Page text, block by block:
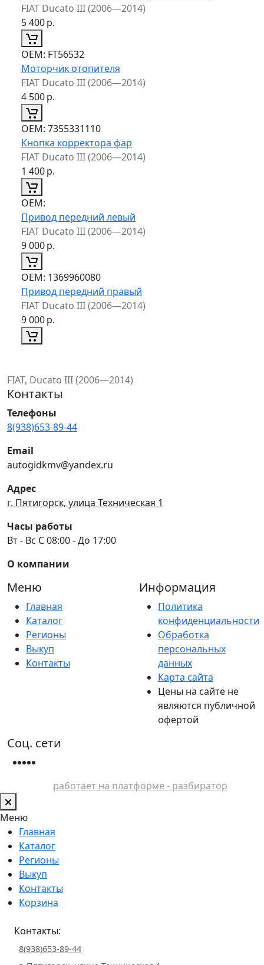
FIAT Ducato III (2006—2014)
5 400р.
ОЕМ: FT56532
Моторчик отопителя
FIAT Ducato III (2006—2014)
4 500р.
ОЕМ: 7355331110
Кнопка корректора фар
FIAT Ducato III (2006—2014)
1 400р.
ОЕМ:
Привод передний левый
FIAT Ducato III (2006—2014)
9 000р.
ОЕМ: 1369960080
Привод передний правый
FIAT Ducato III (2006—2014)
9 000р.
FIAT, Ducato III (2006—2014)
Контакты
Телефоны
8(938)653-89-44
Email
autogidkmv@yandex.ru
Адрес
г. Пятигорск, улица Техническая 1
Часы работы
Вт - Вс С 08:00 - До 17:00
О компании
Меню
Главная
Каталог
Регионы
Выкуп
Контакты
Информация
Политика
конфиденциальности
Обработка
персональных
данных
Карта сайта
Цены на сайте не
являются публичной
офертой
Соц. сети
работает на платформе - разбиратор
Меню
Главная
Каталог
Регионы
Выкуп
Контакты
Корзина
Контакты:
8(938)653-89-44